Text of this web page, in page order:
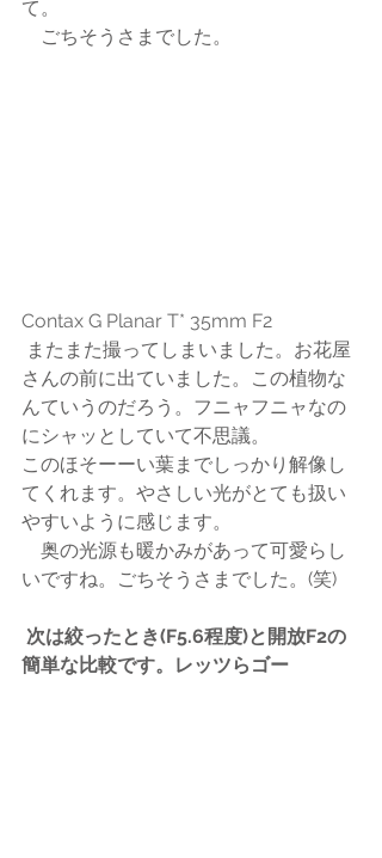
て。
ごちそうさまでした。
Contax G Planar T* 35mm F2
さんの前に出ていました。この植物な
んていうのだろう。フニャフニャなの
にシャッとしていて不思議。
このほそーーい葉までしっかり解像し
てくれます。やさしい光がとても扱い
やすいように感じます。
奥の光源も暖かみがあって可愛らし
いですね。ごちそうさまでした。(笑)
次は絞ったとき(F5.6程度)と開放F2の
簡単な比較です。レッツらゴー